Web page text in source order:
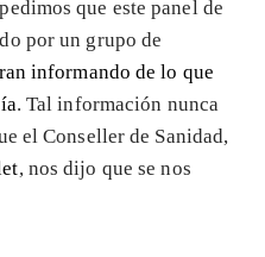
que este panel de
por un grupo de
informando de lo que
. Tal información nunca
el Conseller de Sanidad,
, nos dijo que se nos